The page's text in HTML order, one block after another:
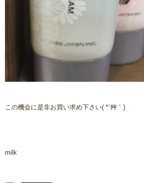
この機会に是非お買い求め下さい( *´艸｀)
milk